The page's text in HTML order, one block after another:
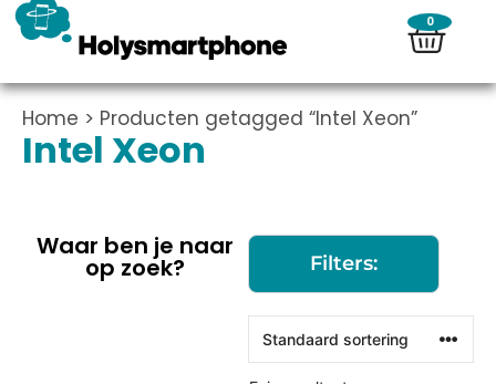
0
Home > Producten getagged “Intel Xeon”
Intel Xeon
Waar ben je naar
op zoek? Filters: